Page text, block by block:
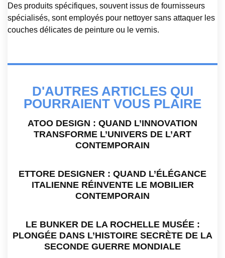
Des produits spécifiques, souvent issus de fournisseurs
spécialisés, sont employés pour nettoyer sans attaquer les
couches délicates de peinture ou le vernis.
D'AUTRES ARTICLES QUI
POURRAIENT VOUS PLAIRE
ATOO DESIGN : QUAND L’INNOVATION
TRANSFORME L’UNIVERS DE L’ART
CONTEMPORAIN
ETTORE DESIGNER : QUAND L’ÉLÉGANCE
ITALIENNE RÉINVENTE LE MOBILIER
CONTEMPORAIN
LE BUNKER DE LA ROCHELLE MUSÉE :
PLONGÉE DANS L’HISTOIRE SECRÈTE DE LA
SECONDE GUERRE MONDIALE